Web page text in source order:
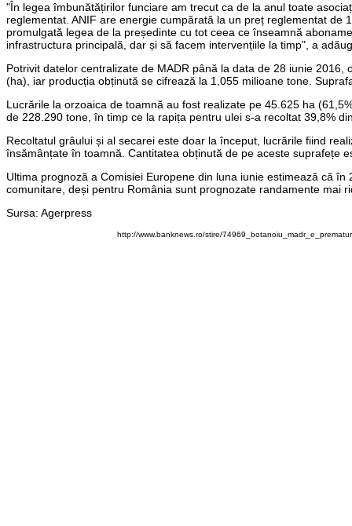
"În legea îmbunătățirilor funciare am trecut ca de la anul toate
reglementat. ANIF are energie cumpărată la un preț reglementat
promulgată legea de la președinte cu tot ceea ce înseamnă
infrastructura principală, dar și să facem intervențiile la timp", a
Potrivit datelor centralizate de MADR până la data de 28 iunie
(ha), iar producția obținută se cifrează la 1,055 milioane tone.
Lucrările la orzoaica de toamnă au fost realizate pe 45.625 ha
de 228.290 tone, în timp ce la rapița pentru ulei s-a recoltat 39,8%
Recoltatul grâului și al secarei este doar la început, lucrările fiind
însămânțate în toamnă. Cantitatea obținută de pe aceste suprafețe
Ultima prognoză a Comisiei Europene din luna iunie estimează că
comunitare, deși pentru România sunt prognozate randamente mai
Sursa: Agerpress
http://www.banknews.ro/stire/